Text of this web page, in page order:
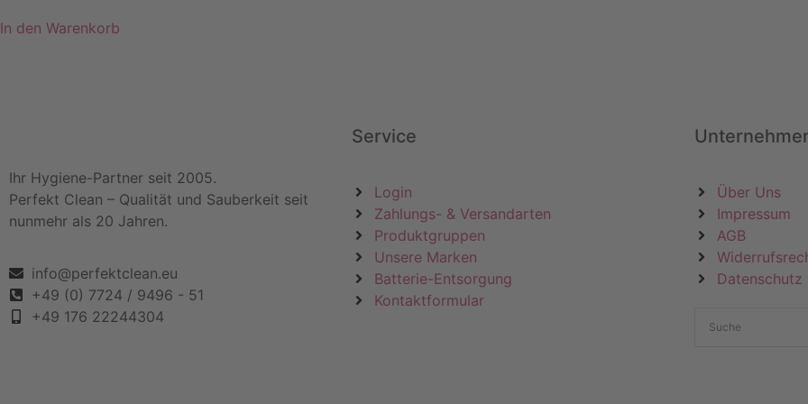
In den Warenkorb
Ihr Hygiene-Partner seit 2005.
Perfekt Clean – Qualität und Sauberkeit seit
nunmehr als 20 Jahren.
info@perfektclean.eu
+49 (0) 7724 / 9496 - 51
+49 176 22244304
Service
Login
Zahlungs- & Versandarten
Produktgruppen
Unsere Marken
Batterie-Entsorgung
Kontaktformular
Über Uns
Impressum
AGB
Datenschutz